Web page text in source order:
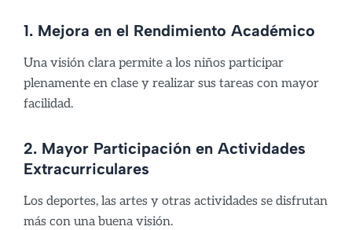
1. Mejora en el Rendimiento Académico
Una visión clara permite a los niños participar
plenamente en clase y realizar sus tareas con mayor
facilidad.
2. Mayor Participación en Actividades
Extracurriculares
Los deportes, las artes y otras actividades se disfrutan
más con una buena visión.